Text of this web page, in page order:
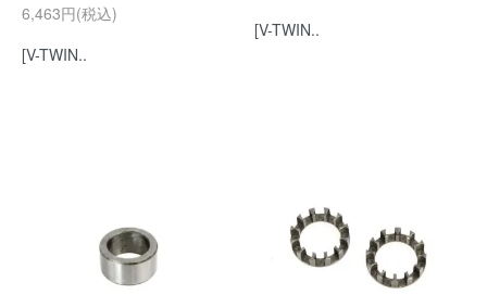
6,463円(税込)
[V-TWIN..
[V-TWIN..